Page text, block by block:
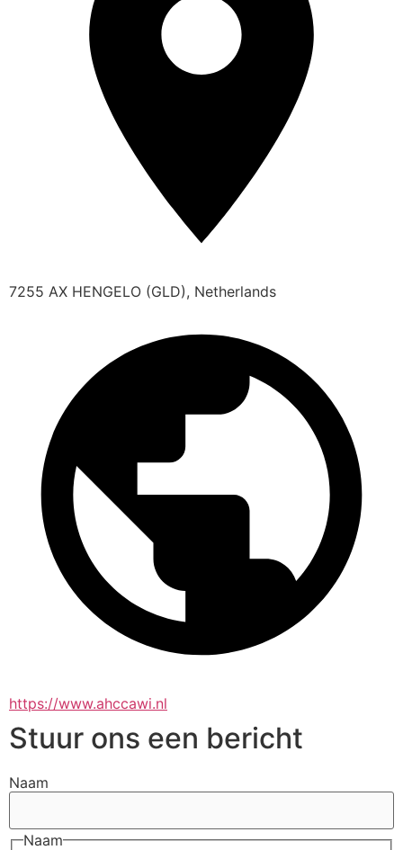
7255 AX HENGELO (GLD), Netherlands
https://www.ahccawi.nl
Stuur ons een bericht
Naam
Naam